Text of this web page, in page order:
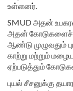
உள்ளனர்.
SMUD அதன்
அதன் கோடுகளைச்
ஆண்டு முழுவதும்
காற்று மற்றும்
ஏற்படுத்தும்
புயல் சீசனுக்கு